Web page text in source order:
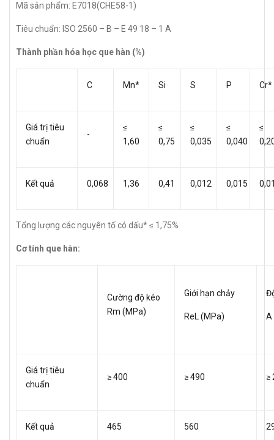
Mã sản phẩm: E7018(CHE58-1)
Tiêu chuẩn: ISO 2560 – B – E 49 18 – 1 A
Thành phần hóa học que hàn (%)
C Mn* Si S P Cr*
Giá trị tiêu
chuẩn
-
≤
1,60
≤
0,75
≤
0,035
≤
0,040
≤
Kết quả 0,068 1,36 0,41 0,012 0,015
Tổng lượng các nguyên tố có dấu* ≤ 1,75%
Cơ tính que hàn:
Cường độ kéo
Rm (MPa)
Giới hạn chảy
ReL (MPa) A
Giá trị tiêu
chuẩn
≥ 400 ≥ 490 ≥
Kết quả 465 560